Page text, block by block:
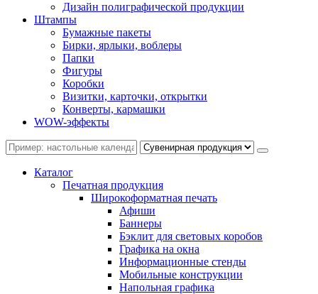
Дизайн полиграфической продукции
Штампы
Бумажные пакеты
Бирки, ярлыки, воблеры
Папки
Фигуры
Коробки
Визитки, карточки, открытки
Конверты, кармашки
WOW-эффекты
Каталог
Печатная продукция
Широкоформатная печать
Афиши
Баннеры
Бэклит для световых коробов
Графика на окна
Информационные стенды
Мобильные конструкции
Напольная графика